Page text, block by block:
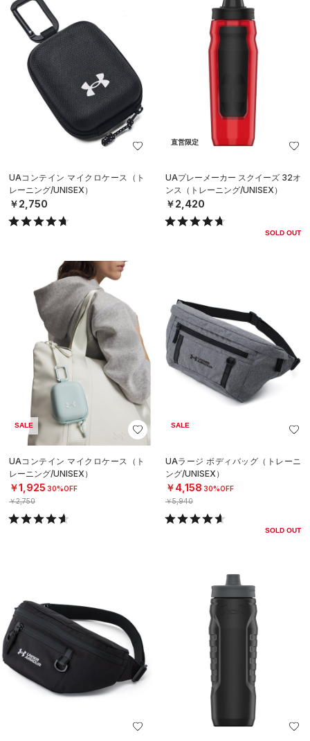
UAコンテイン マイクロケース（ト
レーニング/UNISEX）
￥2,750
直営限定
UAプレーメーカー スクイーズ 32オ
ンス（トレーニング/UNISEX）
￥2,420
SOLD OUT
SALE
UAコンテイン マイクロケース（ト
レーニング/UNISEX）
￥1,925 30%OFF
￥2,750
SALE
UAラージ ボディバッグ（トレーニ
ング/UNISEX）
￥4,158 30%OFF
￥5,940
SOLD OUT